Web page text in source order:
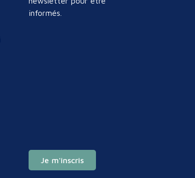
informés.
Je m'inscris